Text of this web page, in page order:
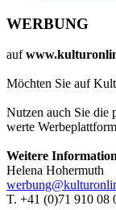
WERBUNG
auf
Möchten Sie auf
Nutzen auch Sie die
werte
Weitere
Helena Hohermuth
T. +41 (0)71 910 08